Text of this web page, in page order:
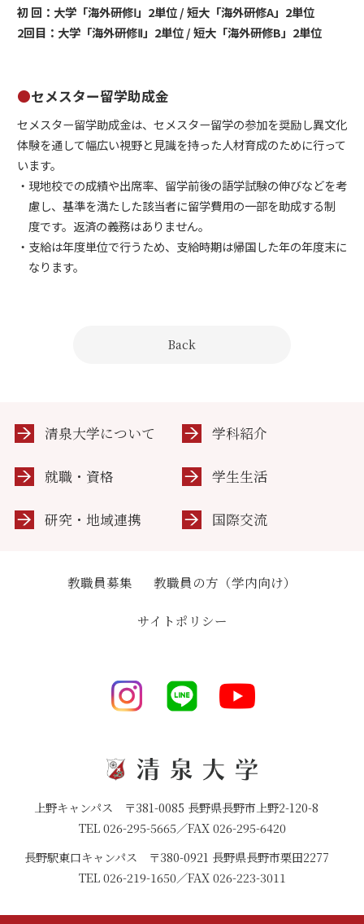
初 回：大学「海外研修Ⅰ」2単位 / 短大「海外研修A」2単位
2回目：大学「海外研修Ⅱ」2単位 / 短大「海外研修B」2単位
●セメスター留学助成金
セメスター留学助成金は、セメスター留学の参加を奨励し異文化
体験を通して幅広い視野と見識を持った人材育成のために行って
います。
・現地校での成績や出席率、留学前後の語学試験の伸びなどを考
慮し、基準を満たした該当者に留学費用の一部を助成する制
度です。返済の義務はありません。
・支給は年度単位で行うため、支給時期は帰国した年の年度末に
なります。
Back
清泉大学について 学科紹介
就職・資格 学生生活
研究・地域連携 国際交流
教職員募集 教職員の方（学内向け）
サイトポリシー
上野キャンパス 〒381-0085 長野県長野市上野2-120-8
TEL 026-295-5665／FAX 026-295-6420
長野駅東口キャンパス 〒380-0921 長野県長野市栗田2277
TEL 026-219-1650／FAX 026-223-3011